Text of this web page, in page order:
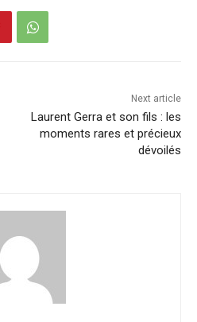
Next article
Laurent Gerra et son fils : les
moments rares et précieux
dévoilés